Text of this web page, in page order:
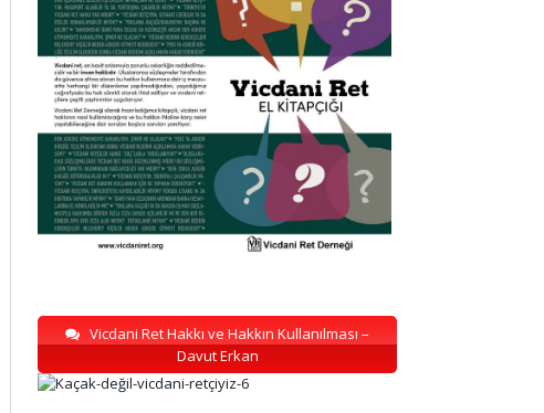
Vicdani Ret Hakkı ve Hakkın Kullanılması –
Davut Erkan